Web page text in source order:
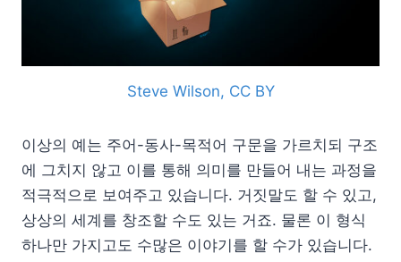
Steve Wilson, CC BY
이상의 예는 주어-동사-목적어 구문을 가르치되 구조
에 그치지 않고 이를 통해 의미를 만들어 내는 과정을
적극적으로 보여주고 있습니다. 거짓말도 할 수 있고,
상상의 세계를 창조할 수도 있는 거죠. 물론 이 형식
하나만 가지고도 수많은 이야기를 할 수가 있습니다.